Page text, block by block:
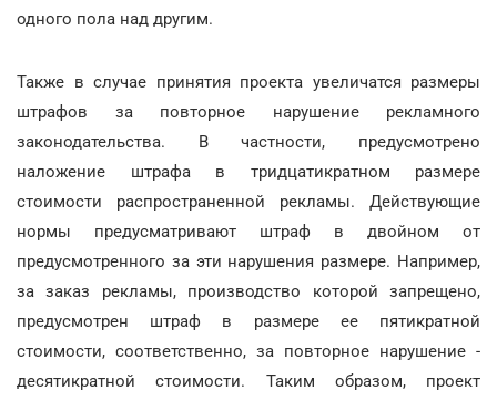
одного пола над другим.
Также в случае принятия проекта увеличатся размеры
штрафов за повторное нарушение рекламного
законодательства. В частности, предусмотрено
наложение штрафа в тридцатикратном размере
стоимости распространенной рекламы. Действующие
нормы предусматривают штраф в двойном от
предусмотренного за эти нарушения размере. Например,
за заказ рекламы, производство которой запрещено,
предусмотрен штраф в размере ее пятикратной
стоимости, соответственно, за повторное нарушение -
десятикратной стоимости. Таким образом, проект